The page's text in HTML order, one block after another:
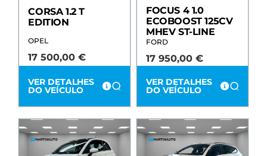
CORSA 1.2 T
EDITION
OPEL
17 500,00€
VER DETALHES
DO VEÍCULO
FOCUS 4 1.0
ECOBOOST 125CV
MHEV ST-LINE
FORD
17 950,00 €
VER DETALHES
DO VEÍCULO